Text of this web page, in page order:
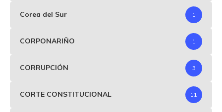
Corea del Sur 1
CORPONARIÑO 1
CORRUPCIÓN 3
CORTE CONSTITUCIONAL 11